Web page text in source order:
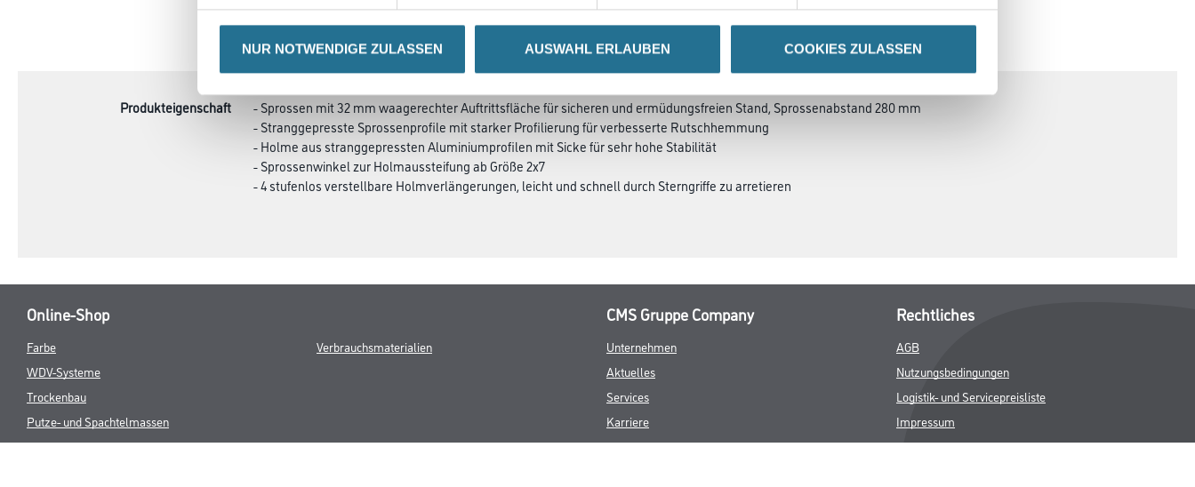
NUR NOTWENDIGE ZULASSEN AUSWAHL ERLAUBEN COOKIES ZULASSEN
CURRENT
PRODUKTEIGENSCHAFTEN ZUSATZINFOS GEFAHRENHINWEISE SPEZIFIKATIONEN
Produkteigenschaft
- Sprossen mit 32 mm waagerechter Auftrittsfläche für sicheren und ermüdungsfreien Stand, Sprossenabstand 280 mm
- Stranggepresste Sprossenprofile mit starker Profilierung für verbesserte Rutschhemmung
- Holme aus stranggepressten Aluminiumprofilen mit Sicke für sehr hohe Stabilität
- Sprossenwinkel zur Holmaussteifung ab Größe 2x7
- 4 stufenlos verstellbare Holmverlängerungen, leicht und schnell durch Sterngriffe zu arretieren
Online-Shop
Farbe
WDV-Systeme
Trockenbau
Putze- und Spachtelmassen
Bodenbeläge
Verbrauchsmaterialien
CMS Gruppe Company
Unternehmen
Aktuelles
Services
Karriere
FAQ
Rechtliches
AGB
Nutzungsbedingungen
Logistik- und Servicepreisliste
Impressum
Datenschutz